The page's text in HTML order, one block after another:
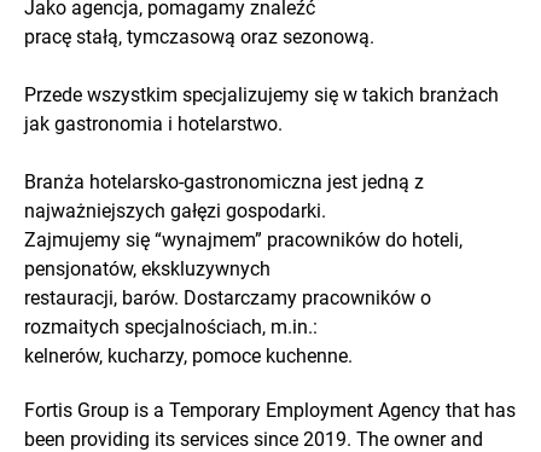
Jako agencja, pomagamy znaleźć
pracę stałą, tymczasową oraz sezonową.
Przede wszystkim specjalizujemy się w takich branżach
jak gastronomia i hotelarstwo.
Branża hotelarsko-gastronomiczna jest jedną z
najważniejszych gałęzi gospodarki.
Zajmujemy się “wynajmem” pracowników do hoteli,
pensjonatów, ekskluzywnych
restauracji, barów. Dostarczamy pracowników o
rozmaitych specjalnościach, m.in.:
kelnerów, kucharzy, pomoce kuchenne.
Fortis Group is a Temporary Employment Agency that has
been providing its services since 2019. The owner and